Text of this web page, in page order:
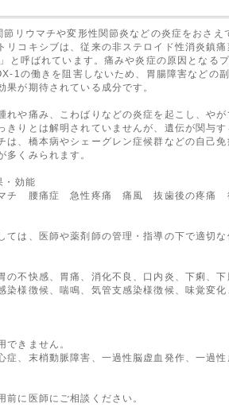
リウマチや変形性関節炎などの炎症をおさ
リコキシブは、従来の非ステロイド性消炎鎮
と呼ばれています。痛みや炎症の原因となる
1の働きを阻害しないため、胃腸障害などの
果が期待されている成分です。
れや痛み、こわばりなどの炎症を起こし、や
きりとは解明されていませんが、遺伝が関与
は、橋本病やシェーグレン症候群などの自己
多くみられます。
・効能
チ 腰痛症 急性疼痛 痛風 抜歯後の疼痛
ては、医師や薬剤師の管理・指導の下で適切な
の不快感、胃痛、消化不良、口内炎、下痢、
染様徴候、喘鳴、気管支感染様徴候、味覚変
きません。
症、末梢動脈障害、一過性脳虚血発作、一過
に医師にご相談ください。